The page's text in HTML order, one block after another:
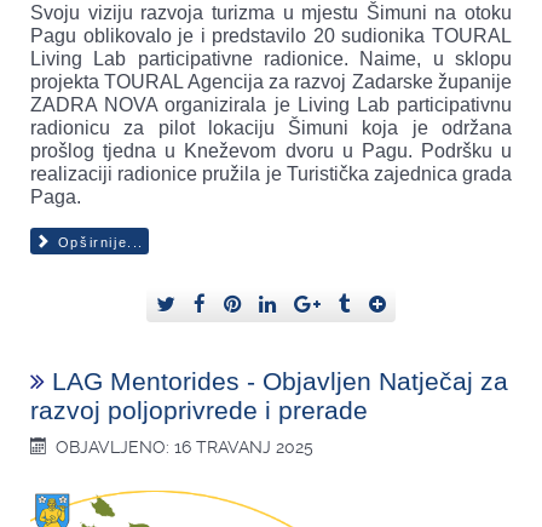
Svoju viziju razvoja turizma u mjestu Šimuni na otoku
Pagu oblikovalo je i predstavilo 20 sudionika TOURAL
Living Lab participativne radionice. Naime, u sklopu
projekta TOURAL Agencija za razvoj Zadarske županije
ZADRA NOVA organizirala je Living Lab participativnu
radionicu za pilot lokaciju Šimuni koja je održana
prošlog tjedna u Kneževom dvoru u Pagu. Podršku u
realizaciji radionice pružila je Turistička zajednica grada
Paga.
Opširnije...
LAG Mentorides - Objavljen Natječaj za
razvoj poljoprivrede i prerade
OBJAVLJENO: 16 TRAVANJ 2025